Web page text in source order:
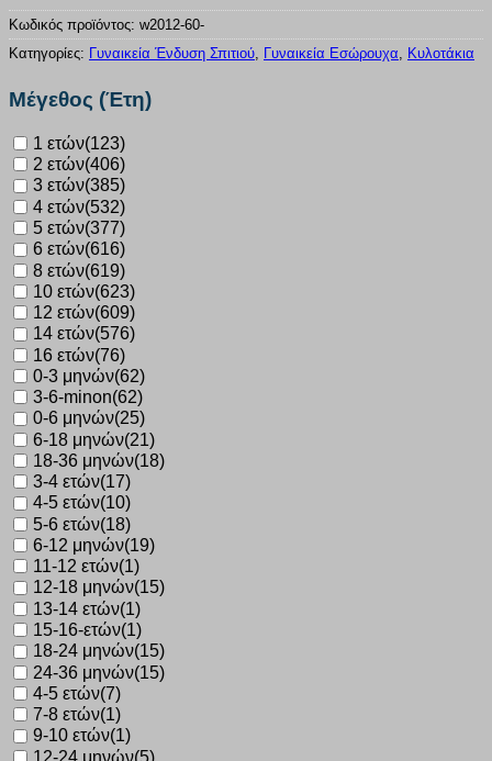
Κωδικός προϊόντος: w2012-60-
Κατηγορίες: Γυναικεία Ένδυση Σπιτιού, Γυναικεία Εσώρουχα, Κυλοτάκια
Μέγεθος (Έτη)
1 ετών(123)
2 ετών(406)
3 ετών(385)
4 ετών(532)
5 ετών(377)
6 ετών(616)
8 ετών(619)
10 ετών(623)
12 ετών(609)
14 ετών(576)
16 ετών(76)
0-3 μηνών(62)
3-6-minon(62)
0-6 μηνών(25)
6-18 μηνών(21)
18-36 μηνών(18)
3-4 ετών(17)
4-5 ετών(10)
5-6 ετών(18)
6-12 μηνών(19)
11-12 ετών(1)
12-18 μηνών(15)
13-14 ετών(1)
15-16-ετών(1)
18-24 μηνών(15)
24-36 μηνών(15)
4-5 ετών(7)
7-8 ετών(1)
9-10 ετών(1)
12-24 μηνών(5)